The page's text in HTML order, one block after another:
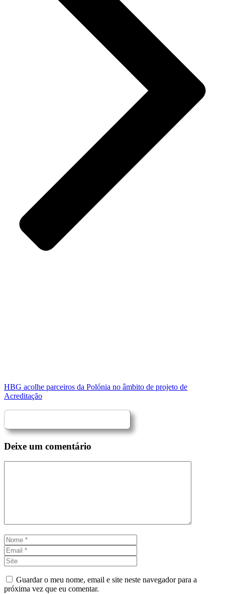
HBG acolhe parceiros da Polónia no âmbito de projeto de
Acreditação
Deixe um comentário
Nome
Guardar o meu nome, email e site neste navegador para a
próxima vez que eu comentar.